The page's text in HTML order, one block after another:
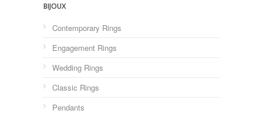
BIJOUX
Contemporary Rings
Engagement Rings
Wedding Rings
Classic Rings
Pendants